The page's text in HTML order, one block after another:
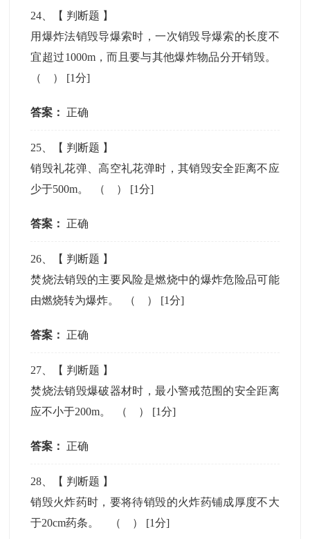
24 、【 判断题 】
用爆炸法销毁导爆索时，一次销毁导爆索的长度不
宜超过1000m，而且要与其他爆炸物品分开销毁。
（ ） [1分]
答案： 正确
25 、【 判断题 】
销毁礼花弹、高空礼花弹时，其销毁安全距离不应
少于500m。 （ ） [1分]
答案： 正确
26 、【 判断题 】
焚烧法销毁的主要风险是燃烧中的爆炸危险品可能
由燃烧转为爆炸。 （ ） [1分]
答案： 正确
27 、【 判断题 】
焚烧法销毁爆破器材时，最小警戒范围的安全距离
应不小于200m。 （ ） [1分]
答案： 正确
28 、【 判断题 】
销毁火炸药时，要将待销毁的火炸药铺成厚度不大
于20cm药条。 （ ） [1分]